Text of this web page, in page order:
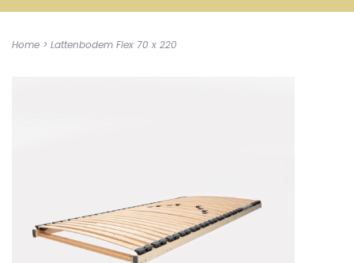
Home > Lattenbodem Flex 70 x 220